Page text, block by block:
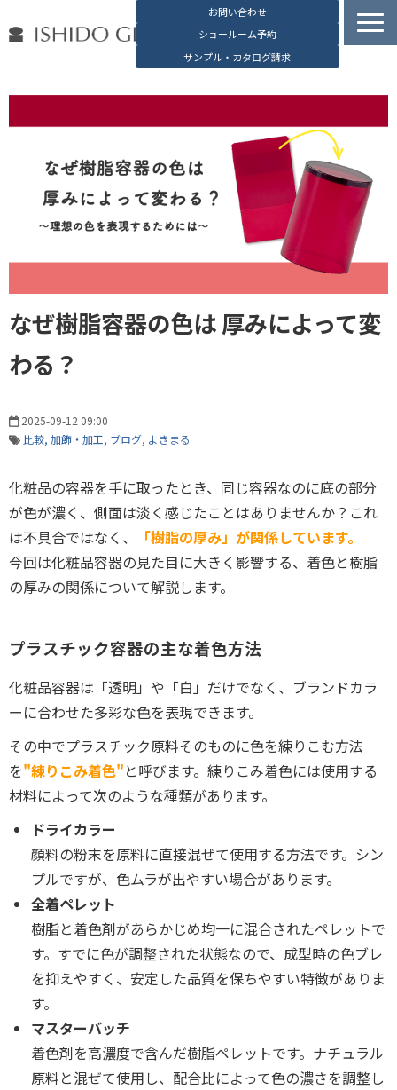
お問い合わせ
ショールーム予約
サンプル・カタログ請求
石堂硝子の特長
石堂硝子が選ばれる理由
お役立ち資料
なぜ樹脂容器の色は 厚みによって変
わる？
2025-09-12 09:00
比較 加飾・加工 ブログ よきまる
化粧品の容器を手に取ったとき、同じ容器なのに底の部分
が色が濃く、側面は淡く感じたことはありませんか？これ
は不具合ではなく、
「樹脂の厚み」が関係しています。
今回は化粧品容器の見た目に大きく影響する、着色と樹脂
の厚みの関係について解説します。
プラスチック容器の主な着色方法
化粧品容器は「透明」や「白」だけでなく、ブランドカラ
ーに合わせた多彩な色を表現できます。
その中でプラスチック原料そのものに色を練りこむ方法
を"練りこみ着色"と呼びます。練りこみ着色には使用する
材料によって次のような種類があります。
ドライカラー
顔料の粉末を原料に直接混ぜて使用する方法です。シン
プルですが、色ムラが出やすい場合があります。
全着ペレット
樹脂と着色剤があらかじめ均一に混合されたペレットで
す。すでに色が調整された状態なので、成型時の色ブレ
を抑えやすく、安定した品質を保ちやすい特徴がありま
す。
マスターバッチ
着色剤を高濃度で含んだ樹脂ペレットです。ナチュラル
原料と混ぜて使用し、配合比によって色の濃さを調整し